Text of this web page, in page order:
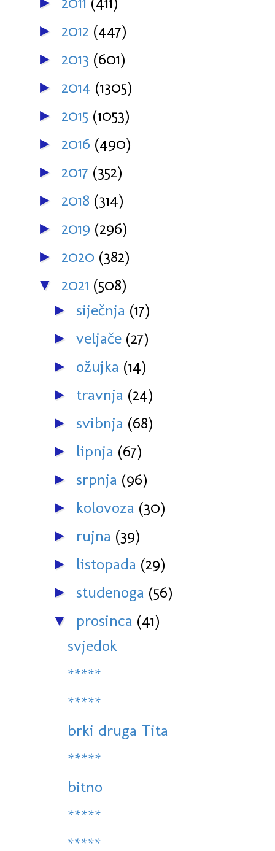
► 2012 (447)
► 2013 (601)
► 2014 (1305)
► 2015 (1053)
► 2016 (490)
► 2017 (352)
► 2018 (314)
► 2019 (296)
► 2020 (382)
▼ 2021 (508)
► siječnja (17)
► veljače (27)
► ožujka (14)
► travnja (24)
► svibnja (68)
► lipnja (67)
► srpnja (96)
► kolovoza (30)
► rujna (39)
► listopada (29)
► studenoga (56)
▼ prosinca (41)
svjedok
*****
*****
brki druga Tita
*****
bitno
*****
*****